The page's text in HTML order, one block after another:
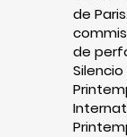
de
de
Silencio